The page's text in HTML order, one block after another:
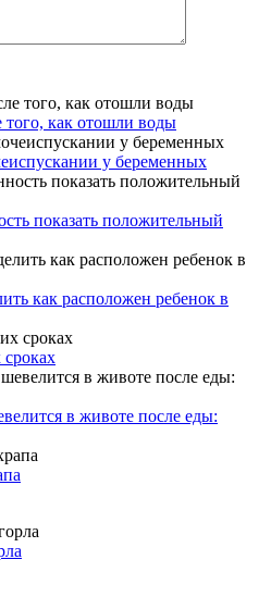
того, как отошли воды
у беременных
показать положительный
как расположен ребенок в
в животе после еды: